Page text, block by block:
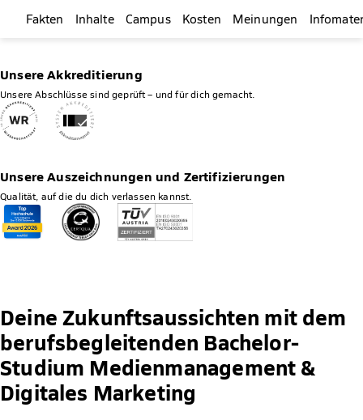
Fakten Inhalte Campus Kosten Meinungen
Unsere Akkreditierung
Unsere Abschlüsse sind geprüft – und für dich gemacht.
Unsere Auszeichnungen und Zertifizierungen
Qualität, auf die du dich verlassen kannst.
Deine Zukunftsaussichten mit dem
berufsbegleitenden Bachelor-
Studium Medienmanagement &
Digitales Marketing